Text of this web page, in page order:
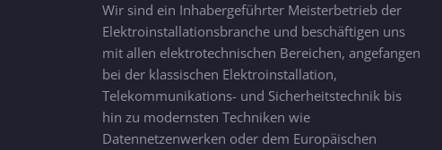
Wir sind ein Inhabergeführter Meisterbetrieb der
Elektroinstallationsbranche und beschäftigen uns
mit allen elektrotechnischen Bereichen, angefangen
bei der klassischen Elektroinstallation,
Telekommunikations- und Sicherheitstechnik bis
hin zu modernsten Techniken wie
Datennetzenwerken oder dem Europäischen